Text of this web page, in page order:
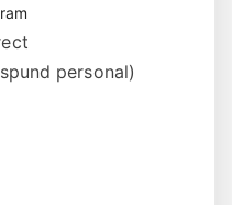
personal)